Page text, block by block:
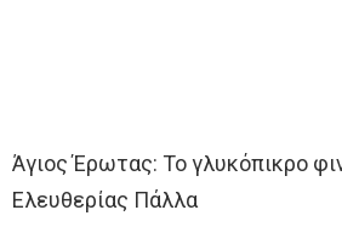
Άγιος Έρωτας: To γλυκόπικρο
Ελευθερίας Πάλλα